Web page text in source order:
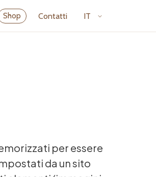
Shop Contatti IT
per essere
da un sito